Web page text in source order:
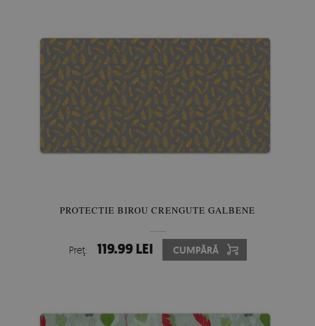
PROTECTIE BIROU CRENGUTE GALBENE
Preţ: 119.99 LEI CUMPĂRĂ